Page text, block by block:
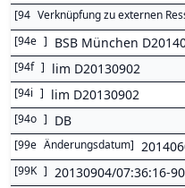
[94 Verknüpfung zu externen
[94e ] BSB München
[94f ] lim D20130902
[94i ] lim D20130902
[94o ] DB
[99e Änderungsdatum]
[99K ] 20130904/07:36:16-